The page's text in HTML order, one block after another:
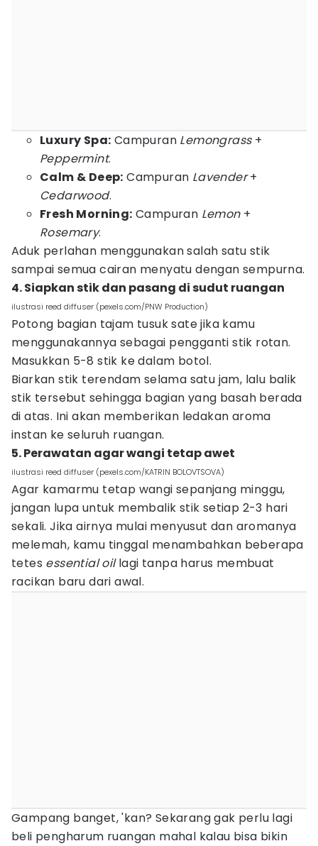
Luxury Spa: Campuran Lemongrass+
Peppermint.
Calm & Deep: Campuran Lavender+
Cedarwood.
Fresh Morning: Campuran Lemon+
Rosemary.
Aduk perlahan menggunakan salah satu stik
sampai semua cairan menyatu dengan sempurna.
4. Siapkan stik dan pasang di sudut ruangan
ilustrasi reed diffuser (pexels.com/PNW Production)
Potong bagian tajam tusuk sate jika kamu
menggunakannya sebagai pengganti stik rotan.
Masukkan 5-8 stik ke dalam botol.
Biarkan stik terendam selama satu jam, lalu balik
stik tersebut sehingga bagian yang basah berada
di atas. Ini akan memberikan ledakan aroma
instan ke seluruh ruangan.
5. Perawatan agar wangi tetap awet
ilustrasi reed diffuser (pexels.com/KATRIN BOLOVTSOVA)
Agar kamarmu tetap wangi sepanjang minggu,
jangan lupa untuk membalik stik setiap 2-3 hari
sekali. Jika airnya mulai menyusut dan aromanya
melemah, kamu tinggal menambahkan beberapa
tetes essential oillagi tanpa harus membuat
racikan baru dari awal.
Gampang banget, 'kan? Sekarang gak perlu lagi
beli pengharum ruangan mahal kalau bisa bikin